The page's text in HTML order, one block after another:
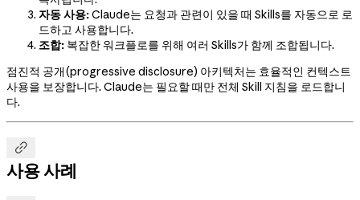
자동 사용:Claude는 요청과 관련이 있을 때 Skills를 자동으로 로
드하고 사용합니다.
조합: 복잡한 워크플로를 위해 여러 Skills가 함께 조합됩니다.
점진적 공개(progressive disclosure) 아키텍처는 효율적인 컨텍스트
사용을 보장합니다. Claude는 필요할 때만 전체 Skill 지침을 로드합니
다.

사용 사례